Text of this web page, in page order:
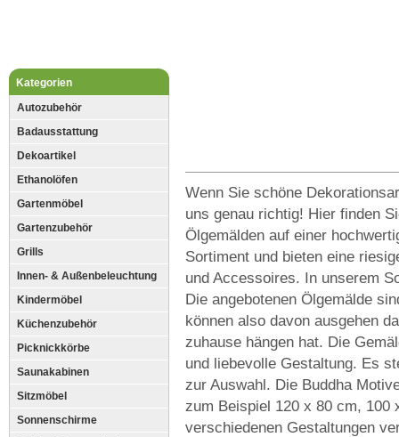
Kategorien
Autozubehör
Badausstattung
Dekoartikel
Ethanolöfen
Gartenmöbel
Gartenzubehör
Grills
Innen- & Außenbeleuchtung
Kindermöbel
Küchenzubehör
Picknickkörbe
Saunakabinen
Sitzmöbel
Sonnenschirme
Wenn Sie schöne
uns genau richtig! Hier finden
Ölgemälden auf einer
Sortiment und bieten eine
und Accessoires. In unserem
Die angebotenen Ölgemälde
können also davon ausgehen
zuhause hängen hat. Die
und liebevolle Gestaltung. Es
zur Auswahl. Die Buddha
zum Beispiel 120 x 80 cm, 100
verschiedenen Gestaltungen